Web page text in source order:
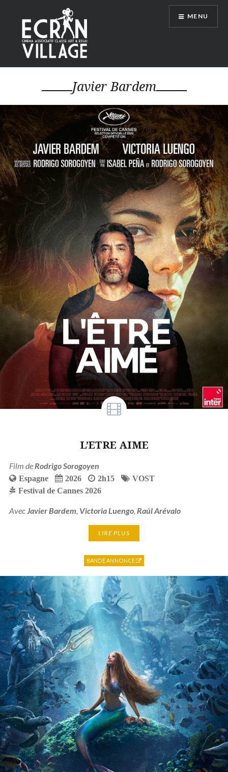
contenu
principal
ÉCRAN VILLAGE
MENU
Javier Bardem
L’ETRE AIME
Film de Rodrigo Sorogoyen
Espagne 2026 2h15
VOST
Festival de Cannes 2026
Avec Javier Bardem Victoria Luengo, Raúl Arévalo
LIRE PLUS
BANDE ANNONCE